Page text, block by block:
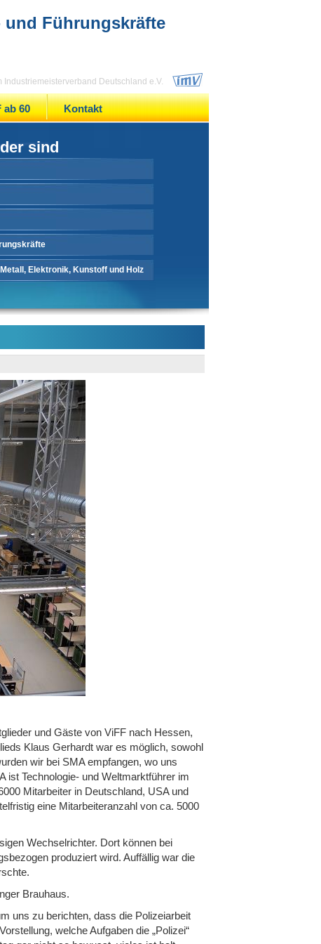
und Führungskräfte
Industriemeisterverband Deutschland e.V.
ab 60 Kontakt
sind
Elektronik, Kunstoff und Holz
und Gäste von ViFF nach Hessen,
Klaus Gerhardt war es möglich, sowohl
wir bei SMA empfangen, wo uns
ist Technologie- und Weltmarktführer im
Mitarbeiter in Deutschland, USA und
eine Mitarbeiteranzahl von ca. 5000
Wechselrichter. Dort können bei
produziert wird. Auffällig war die
Brauhaus.
uns zu berichten, dass die Polizeiarbeit
welche Aufgaben die „Polizei“